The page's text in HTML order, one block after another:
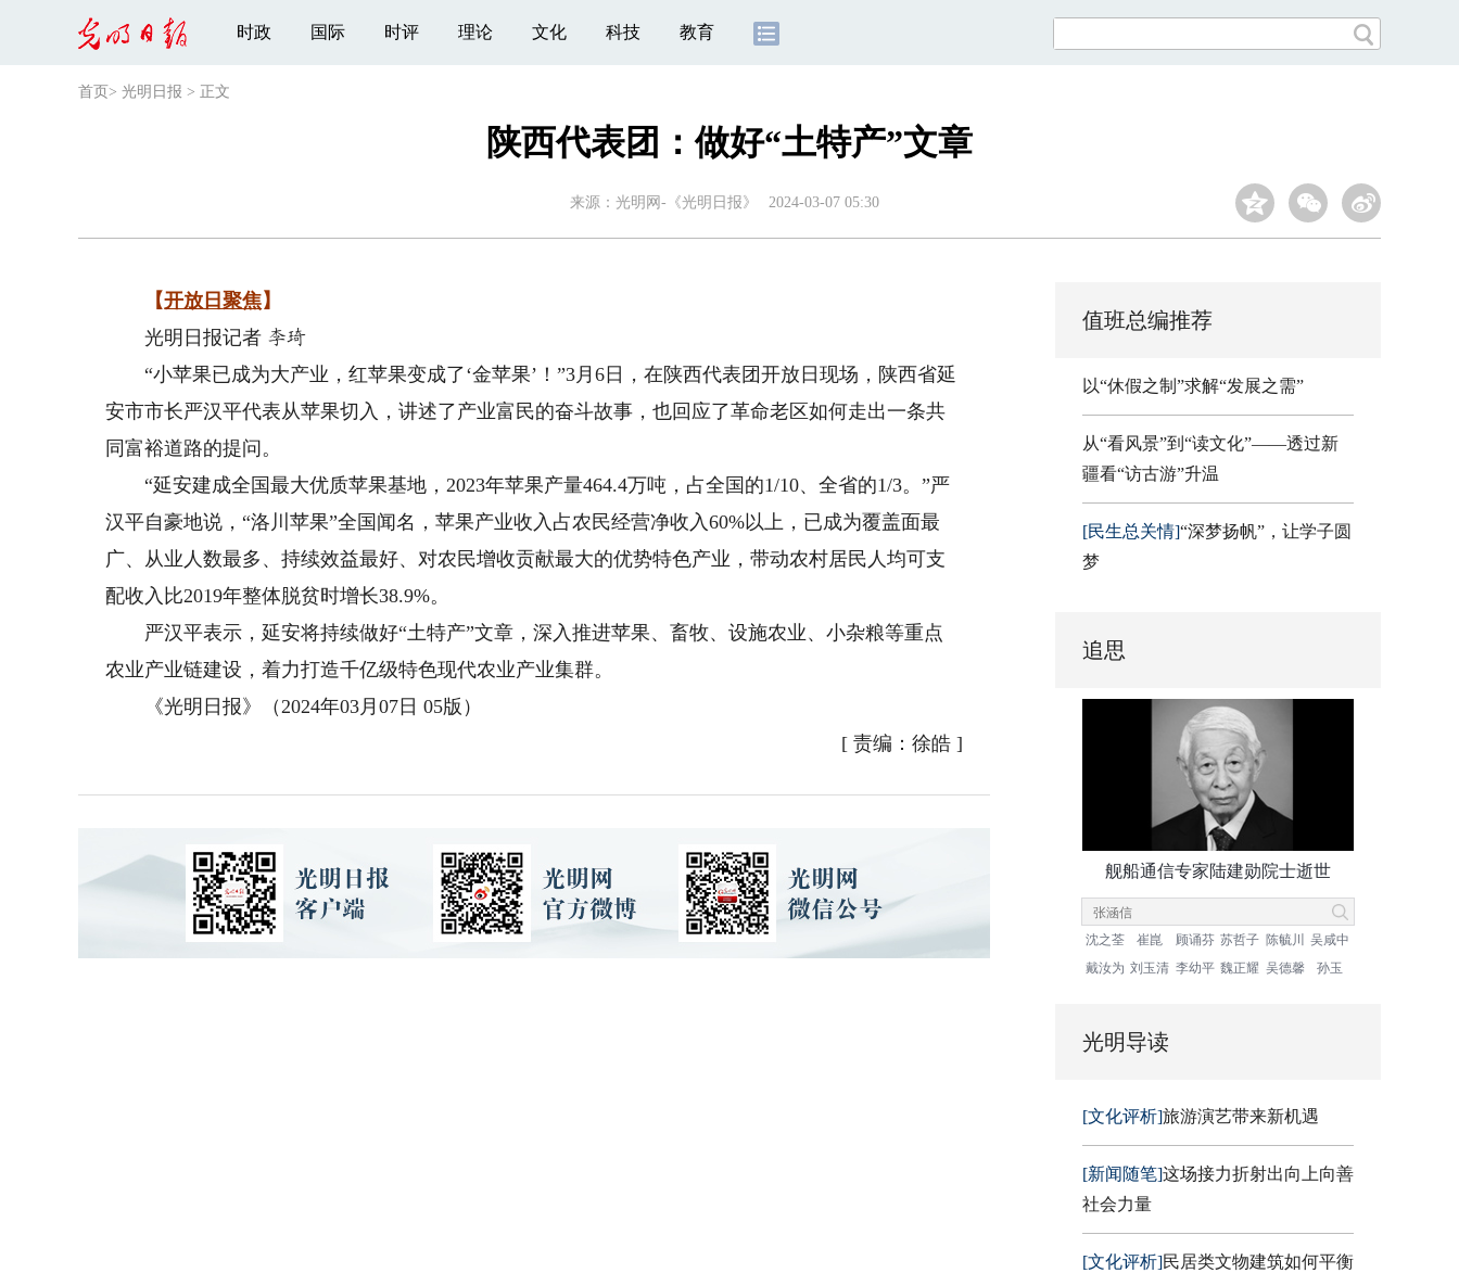
时政 国际 时评 理论 文化 科技 教育
首页 > 光明日报 > 正文
陕西代表团：做好“土特产”文章
来源： 光明网-《光明日报》 2024-03-07 05:30
【开放日聚焦】
光明日报记者 李琦
“小苹果已成为大产业，红苹果变成了‘金苹果’！”3月6日，在陕西代表团开放日现场，陕西省延
安市市长严汉平代表从苹果切入，讲述了产业富民的奋斗故事，也回应了革命老区如何走出一条共
同富裕道路的提问。
“延安建成全国最大优质苹果基地，2023年苹果产量464.4万吨，占全国的1/10、全省的1/3。”严
汉平自豪地说，“洛川苹果”全国闻名，苹果产业收入占农民经营净收入60%以上，已成为覆盖面最
广、从业人数最多、持续效益最好、对农民增收贡献最大的优势特色产业，带动农村居民人均可支
配收入比2019年整体脱贫时增长38.9%。
严汉平表示，延安将持续做好“土特产”文章，深入推进苹果、畜牧、设施农业、小杂粮等重点
农业产业链建设，着力打造千亿级特色现代农业产业集群。
《光明日报》（2024年03月07日 05版）
[ 责编：徐皓]
值班总编推荐
以“休假之制”求解“发展之需”
从“看风景”到“读文化”——透过新
疆看“访古游”升温
[民生总关情]“深梦扬帆”，让学子圆
梦
追思
舰船通信专家陆建勋院士逝世
沈之荃 崔崑 顾诵芬 苏哲子 陈毓川
吴咸中
戴汝为 刘玉清 李幼平 魏正耀 吴德馨 孙玉
光明导读
[文化评析]旅游演艺带来新机遇
[新闻随笔]这场接力折射出向上向善
社会力量
[文化评析]民居类文物建筑如何平衡